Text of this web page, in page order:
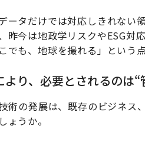
ータだけでは対応しきれない
昨今は地政学リスクやESG対
でも、地球を撮れる」という点
り、必要とされるのは“
技術の発展は、既存のビジネ
ょうか。